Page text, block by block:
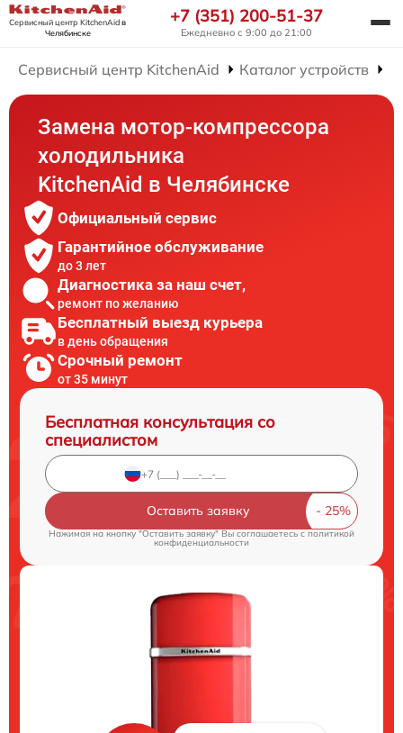
Сервисный центр KitchenAidв
Челябинске
+7 (351) 200-51-37
Ежедневно с 9:00 до 21:00
Сервисный центр KitchenAid Каталог устройств
Замена мотор-компрессора
холодильника
KitchenAid в Челябинске
Официальный сервис
Гарантийное обслуживание
до 3 лет
Диагностика за наш счет,
ремонт по желанию
Бесплатный выезд курьера
в день обращения
Срочный ремонт
от 35 минут
Бесплатная консультация со
специалистом
Оставить заявку
Нажимая на кнопку "Оставить заявку" Вы соглашаетесь cполитикой
конфиденциальности